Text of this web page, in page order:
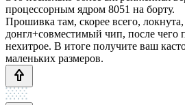
процессорным ядром 8051 на борту.
Прошивка там, скорее всего,
донгл+совместимый чип, после чего
нехитрое. В итоге получите ваш
маленьких размеров.